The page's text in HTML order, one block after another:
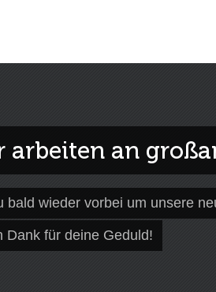
arbeiten an
bald wieder vorbei um unsere
Dank für deine Geduld!